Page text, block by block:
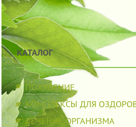
КАТАЛОГ
ПОХУДЕНИЕ
КОМПЛЕКСЫ ДЛЯ
ЛЕЧЕНИЕ ОРГАНИЗМА